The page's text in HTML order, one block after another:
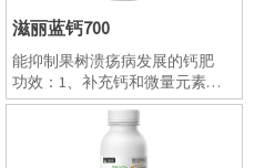
6. 提高果实表皮硬度，延长贮
藏期，避免运输途中及货架期
的水分流失造成的经济损失；
7. 提亮果面，促进果实表面蜡
质层生成，避免工业蜡对人体
造成的健康隐患；
8. 对于蔬菜类，防空洞果、裂
滋丽蓝钙700
能抑制果树溃疡病发展的钙肥
功效：1、补充钙和微量元素，
作物健壮，提高产量，提升品
质，抗病抗逆能力增强；
2、富含纳米铜，铜是多种氧化